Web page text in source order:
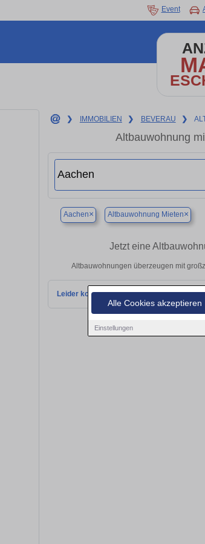
Alle Cookies akzeptieren
Einstellungen
Event
❯ IMMOBILIEN ❯ BEVERAU ❯
Altbauwohnung
Aachen× Altbauwohnung Mieten×
Jetzt eine
Altbauwohnungen überzeugen mit
Leider konnten wir derzeit keine